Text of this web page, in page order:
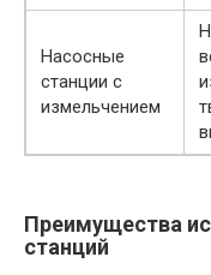
Насосные
станции с
измельчением
Преимущества
станций